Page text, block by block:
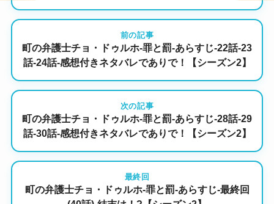
前の記事
町の弁護士チョ・ドゥルホ-罪と罰-あらすじ-22話-23
話-24話-感想付きネタバレでありで！【シーズン2】
次の記事
町の弁護士チョ・ドゥルホ-罪と罰-あらすじ-28話-29
話-30話-感想付きネタバレでありで！【シーズン2】
最終回
町の弁護士チョ・ドゥルホ-罪と罰-あらすじ-最終回